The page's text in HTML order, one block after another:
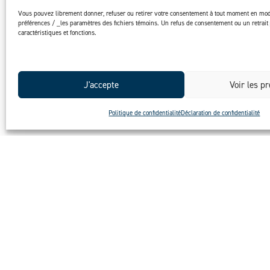
Vous pouvez librement donner, refuser ou retirer votre consentement à tout moment en
préférences / _les paramètres des fichiers témoins. Un refus de consentement ou un
caractéristiques et fonctions.
J'accepte Voir les
Politique de confidentialitéDéclaration de confidentialité